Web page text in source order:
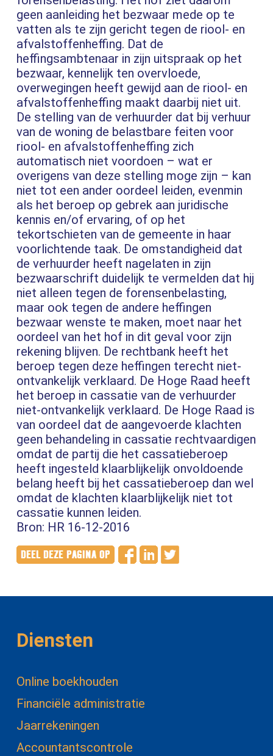
geen aanleiding het bezwaar mede op te
vatten als te zijn gericht tegen de riool- en
afvalstoffenheffing. Dat de
heffingsambtenaar in zijn uitspraak op het
bezwaar, kennelijk ten overvloede,
overwegingen heeft gewijd aan de riool- en
afvalstoffenheffing maakt daarbij niet uit.
De stelling van de verhuurder dat bij verhuur
van de woning de belastbare feiten voor
riool- en afvalstoffenheffing zich
automatisch niet voordoen – wat er
overigens van deze stelling moge zijn – kan
niet tot een ander oordeel leiden, evenmin
als het beroep op gebrek aan juridische
kennis en/of ervaring, of op het
tekortschieten van de gemeente in haar
voorlichtende taak. De omstandigheid dat
de verhuurder heeft nagelaten in zijn
bezwaarschrift duidelijk te vermelden dat hij
niet alleen tegen de forensenbelasting,
maar ook tegen de andere heffingen
bezwaar wenste te maken, moet naar het
oordeel van het hof in dit geval voor zijn
rekening blijven. De rechtbank heeft het
beroep tegen deze heffingen terecht niet-
ontvankelijk verklaard. De Hoge Raad heeft
het beroep in cassatie van de verhuurder
niet-ontvankelijk verklaard. De Hoge Raad is
van oordeel dat de aangevoerde klachten
geen behandeling in cassatie rechtvaardigen
omdat de partij die het cassatieberoep
heeft ingesteld klaarblijkelijk onvoldoende
belang heeft bij het cassatieberoep dan wel
omdat de klachten klaarblijkelijk niet tot
cassatie kunnen leiden.
Bron: HR 16-12-2016
Diensten
Online boekhouden
Financiële administratie
Jaarrekeningen
Accountantscontrole